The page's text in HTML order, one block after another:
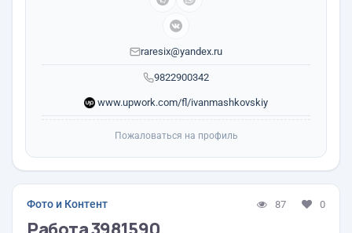
9822900342
raresix@yandex.ru
www.upwork.com/fl/ivanmashkovskiy
Пожаловаться на профиль
Фото и Контент 87 0